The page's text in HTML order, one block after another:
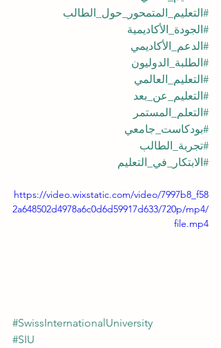
#التعليم_المتمحور_حول_الطالب
#الجودة_الأكاديمية
#الدعم_الأكاديمي
#الطلبة_الدوليون
#التعليم_العالمي
#التعليم_عن_بعد
#التعلم_المستمر
#بودكاست_جامعي
#تجربة_الطالب
#الابتكار_في_التعليم
https://video.wixstatic.com/video/7997b8_f58
2a648502d4978a6c0d6d59917d633/720p/mp4/
file.mp4
#SwissInternationalUniversity
#SIU